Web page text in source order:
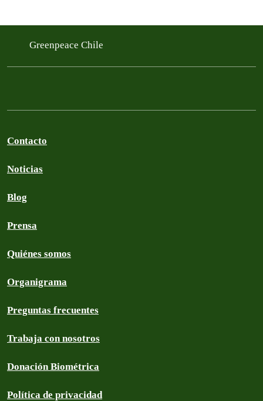
Greenpeace Chile
Contacto
Noticias
Blog
Prensa
Quiénes somos
Organigrama
Preguntas frecuentes
Trabaja con nosotros
Donación Biométrica
Política de privacidad